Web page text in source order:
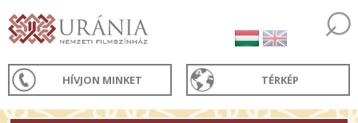
HÍVJON MINKET TÉRKÉP